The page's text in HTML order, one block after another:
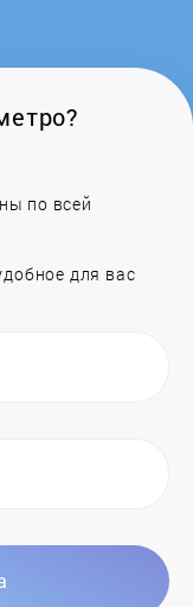
по всей
для вас